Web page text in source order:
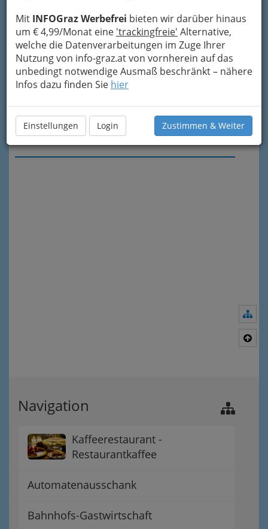
Mit INFOGraz Werbefrei bieten wir darüber hinaus
um € 4,99/Monat eine 'trackingfreie' Alternative,
welche die Datenverarbeitungen im Zuge Ihrer
Nutzung von info-graz.at von vornherein auf das
unbedingt notwendige Ausmaß beschränkt – nähere
Infos dazu finden Sie hier
Einstellungen Login Zustimmen & Weiter
Meine Nachricht senden
Navigation
Kaffeerestaurant -
Restaurantkaffee
Automatenausschank
Bahnhofs-Gastwirtschaft